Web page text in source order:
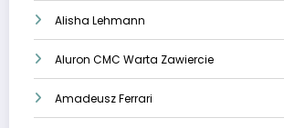
Alisha Lehmann
Aluron CMC Warta Zawiercie
Amadeusz Ferrari